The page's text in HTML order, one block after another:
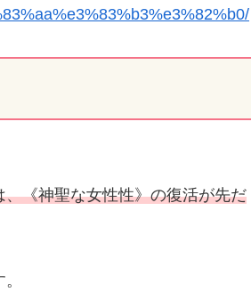
《神聖な女性性》の復活が先だ